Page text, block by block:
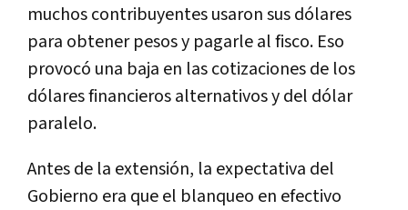
muchos contribuyentes usaron sus dólares
para obtener pesos y pagarle al fisco. Eso
provocó una baja en las cotizaciones de los
dólares financieros alternativos y del dólar
paralelo.
Antes de la extensión, la expectativa del
Gobierno era que el blanqueo en efectivo